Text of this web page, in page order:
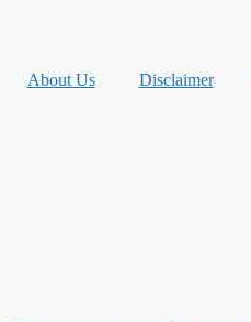
About Us Disclaimer